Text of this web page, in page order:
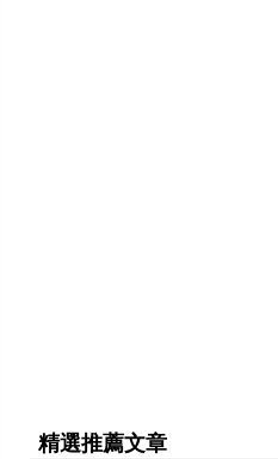
精選推薦文章